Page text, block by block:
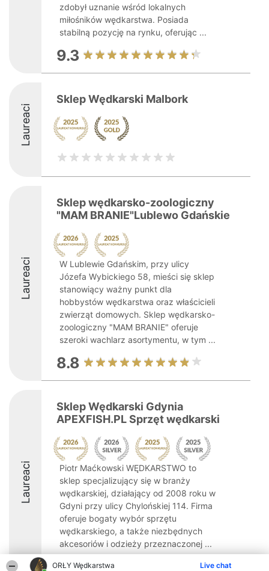
ORŁY Wędkarstwa Live chat
zdobył uznanie wśród lokalnych
miłośników wędkarstwa. Posiada
stabilną pozycję na rynku, oferując ...
9.3
Laureaci
Sklep Wędkarski Malbork
Laureaci
Sklep wędkarsko-zoologiczny
"MAM BRANIE"Lublewo Gdańskie
W Lublewie Gdańskim, przy ulicy
Józefa Wybickiego 58, mieści się sklep
stanowiący ważny punkt dla
hobbystów wędkarstwa oraz właścicieli
zwierząt domowych. Sklep wędkarsko-
zoologiczny "MAM BRANIE" oferuje
szeroki wachlarz asortymentu, w tym ...
8.8
Laureaci
Sklep Wędkarski Gdynia
APEXFISH.PL Sprzęt wędkarski
Piotr Maćkowski WĘDKARSTWO to
sklep specjalizujący się w branży
wędkarskiej, działający od 2008 roku w
Gdyni przy ulicy Chylońskiej 114. Firma
oferuje bogaty wybór sprzętu
wędkarskiego, a także niezbędnych
akcesoriów i odzieży przeznaczonej ...
9.2